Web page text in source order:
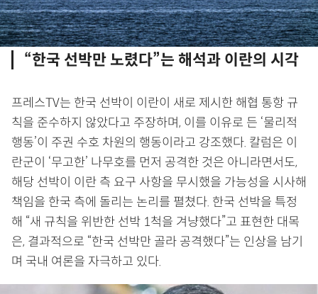
“한국 선박만 노렸다”는 해석과 이란의 시각
프레스TV는 한국 선박이 이란이 새로 제시한 해협 통항 규
칙을 준수하지 않았다고 주장하며, 이를 이유로 든 ‘물리적
행동’이 주권 수호 차원의 행동이라고 강조했다. 칼럼은 이
란군이 ‘무고한’ 나무호를 먼저 공격한 것은 아니라면서도,
해당 선박이 이란 측 요구 사항을 무시했을 가능성을 시사해
책임을 한국 측에 돌리는 논리를 펼쳤다. 한국 선박을 특정
해 “새 규칙을 위반한 선박 1척을 겨냥했다”고 표현한 대목
은, 결과적으로 “한국 선박만 골라 공격했다”는 인상을 남기
며 국내 여론을 자극하고 있다.